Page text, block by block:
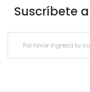
Suscríbete